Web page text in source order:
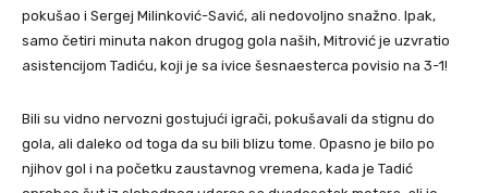
pokušao i Sergej Milinković-Savić, ali nedovoljno snažno. Ipak,
samo četiri minuta nakon drugog gola naših, Mitrović je uzvratio
asistencijom Tadiću, koji je sa ivice šesnaesterca povisio na 3-1!
Bili su vidno nervozni gostujući igrači, pokušavali da stignu do
gola, ali daleko od toga da su bili blizu tome. Opasno je bilo po
njihov gol i na početku zaustavnog vremena, kada je Tadić